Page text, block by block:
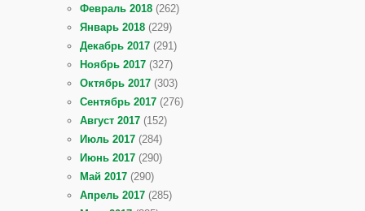
Февраль 2018 (262)
Январь 2018 (229)
Декабрь 2017 (291)
Ноябрь 2017 (327)
Октябрь 2017 (303)
Сентябрь 2017 (276)
Август 2017 (152)
Июль 2017 (284)
Июнь 2017 (290)
Май 2017 (290)
Апрель 2017 (285)